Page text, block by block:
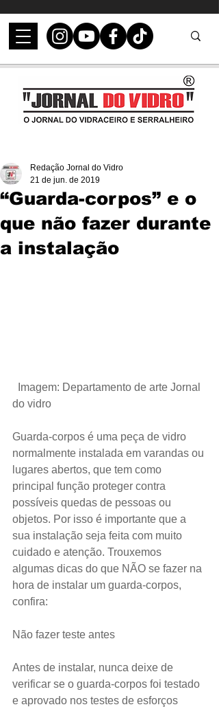
“Guarda-corpos” e o
que não fazer durante
a instalação
Redação Jornal do Vidro
21 de jun. de 2019
Imagem: Departamento de arte Jornal
do vidro
Guarda-corpos é uma peça de vidro
normalmente instalada em varandas ou
lugares abertos, que tem como
principal função proteger contra
possíveis quedas de pessoas ou
objetos. Por isso é importante que a
sua instalação seja feita com muito
cuidado e atenção. Trouxemos
algumas dicas do que NÃO se fazer na
hora de instalar um guarda-corpos,
confira:
Não fazer teste antes
Antes de instalar, nunca deixe de
verificar se o guarda-corpos foi testado
e aprovado nos testes de esforços